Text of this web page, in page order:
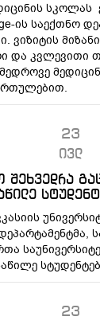
სკოლას
ის საექთნო
ვიზიტის
და კვლევითი
23
ივლ
შეხვედრა
23